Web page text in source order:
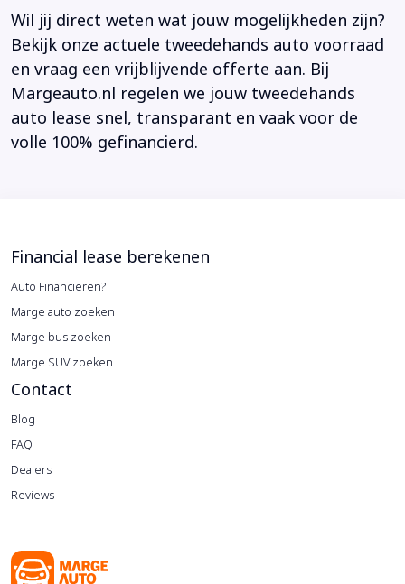
Wil jij direct weten wat jouw mogelijkheden zijn?
Bekijk onze actuele tweedehands auto voorraad
en vraag een vrijblijvende offerte aan. Bij
Margeauto.nl regelen we jouw tweedehands
auto lease snel, transparant en vaak voor de
volle 100% gefinancierd.
Financial lease berekenen
Auto Financieren?
Marge auto zoeken
Marge bus zoeken
Marge SUV zoeken
Contact
Blog
FAQ
Dealers
Reviews